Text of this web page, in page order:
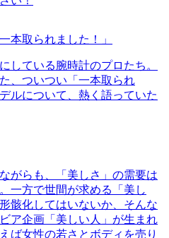
本取られました！」
している腕時計のプロたち。
、ついつい「一本取られ
ルについて、熱く語っていた
がらも、「美しさ」の需要は
一方で世間が求める「美し
骸化してはいないか、そんな
ア企画「美しい人」が生まれ
ば女性の若さとボディを売り